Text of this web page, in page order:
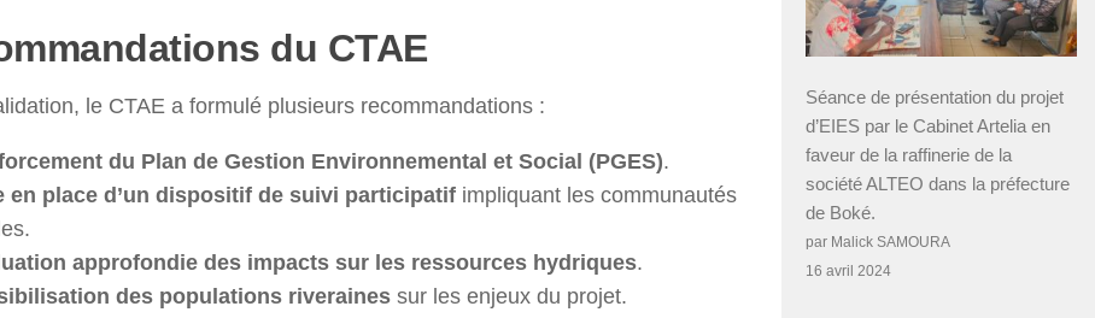
du CTAE
le CTAE a formulé plusieurs recommandations :
du Plan de Gestion Environnemental et Social (PGES).
en place d’un dispositif de suivi participatif impliquant les communautés
approfondie des impacts sur les ressources hydriques.
des populations riveraines sur les enjeux du projet.
Séance de présentation du projet
d’EIES par le Cabinet Artelia en
faveur de la raffinerie de la
société ALTEO dans la préfecture
de Boké.
par Malick SAMOURA
16 avril 2024